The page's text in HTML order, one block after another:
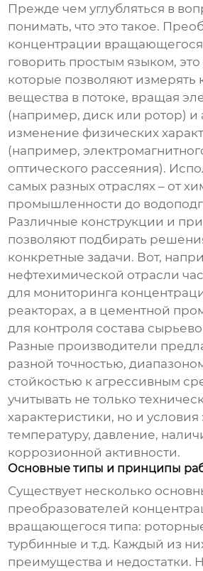
Прежде чем углубляться в
понимать, что это такое.
концентрации вращающегося
говорить простым языком, это
которые позволяют
вещества в потоке, вращая
(например, диск или ротор) и
изменение физических
(например,
оптического рассеяния).
самых разных отраслях – от
промышленности до
Различные конструкции и
позволяют подбирать
конкретные задачи. Вот,
нефтехимической отрасли
для мониторинга
реакторах, а в цементной
для контроля состава
Разные производители
разной точностью,
стойкостью к агрессивным
учитывать не только
характеристики, но и условия
температуру, давление,
коррозионной активности.
Основные типы и принципы
Существует несколько
преобразователей
вращающегося типа:
турбинные и т.д. Каждый из
преимущества и недостатки.